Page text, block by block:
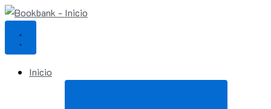
Ir
al
contenido
Inicio